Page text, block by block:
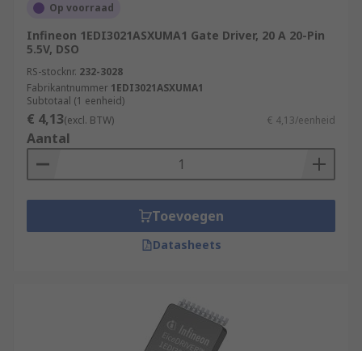
Op voorraad
Infineon 1EDI3021ASXUMA1 Gate Driver, 20 A 20-Pin
5.5V, DSO
RS-stocknr. 232-3028
Fabrikantnummer 1EDI3021ASXUMA1
Subtotaal (1 eenheid)
€ 4,13(excl. BTW) € 4,13/eenheid
Aantal
Toevoegen
Datasheets